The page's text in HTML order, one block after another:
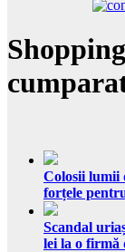
Colosii lumii
forțele
Scandal
lei la o firmă